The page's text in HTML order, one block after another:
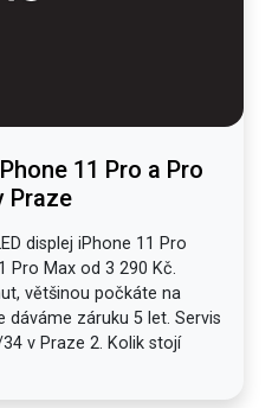
11 Pro a Pro
Praze
displej iPhone 11 Pro
Pro Max od 3 290 Kč.
většinou počkáte na
záruku 5 let. Servis
v Praze 2. Kolik stojí